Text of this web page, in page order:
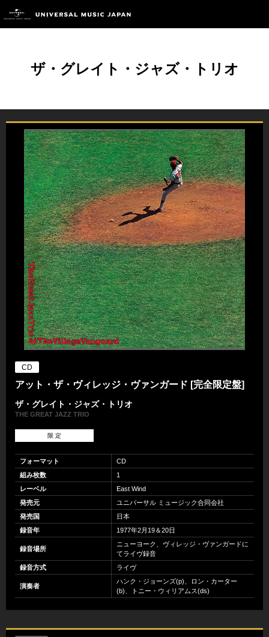
ザ・グレイト・ジャズ・トリオ
CD
アット・ザ・ヴィレッジ・ヴァンガード [完全限定盤]
ザ・グレイト・ジャズ・トリオ
THE GREAT JAZZ TRIO
限 定
フォーマット
CD
組み枚数
1
レーベル
East Wind
発売元
ユニバーサル ミュージック合同会社
発売国
日本
録音年
1977年2月19＆20日
録音場所
ニューヨーク、ヴィレッジ・ヴァンガードに
てライヴ録音
録音方式
ライヴ
演奏者
ハンク・ジョーンズ(p)、ロン・カーター
(b)、トニー・ウィリアムス(ds)